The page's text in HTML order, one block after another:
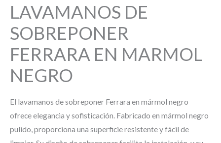
LAVAMANOS DE
SOBREPONER
FERRARA EN MARMOL
NEGRO
El lavamanos de sobreponer Ferrara en mármol negro
ofrece elegancia y sofisticación. Fabricado en mármol negro
pulido, proporciona una superficie resistente y fácil de